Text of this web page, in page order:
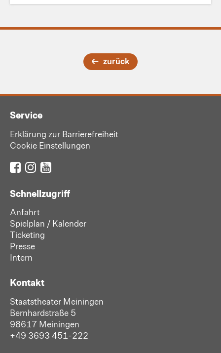
zurück
Service
Erklärung zur Barrierefreiheit
Cookie Einstellungen
Schnellzugriff
Anfahrt
Spielplan / Kalender
Ticketing
Presse
Intern
Kontakt
Staatstheater Meiningen
Bernhardstraße 5
98617 Meiningen
+49 3693 451-222